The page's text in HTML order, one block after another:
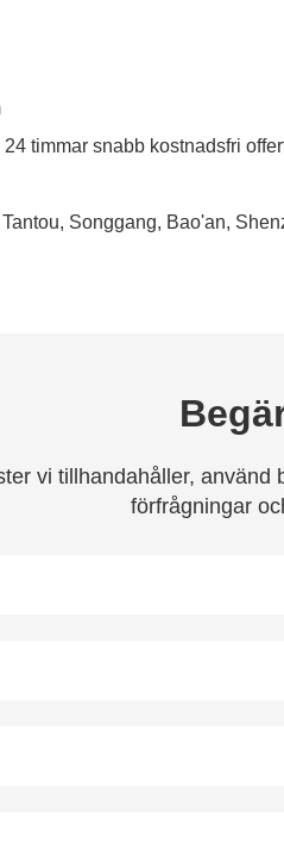
24 timmar snabb kostnadsfri
Songgang, Bao'an,
vi tillhandahåller,
förfrågningar